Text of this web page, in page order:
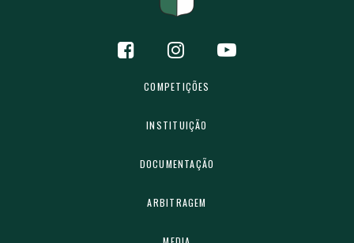
COMPETIÇÕES
INSTITUIÇÃO
DOCUMENTAÇÃO
ARBITRAGEM